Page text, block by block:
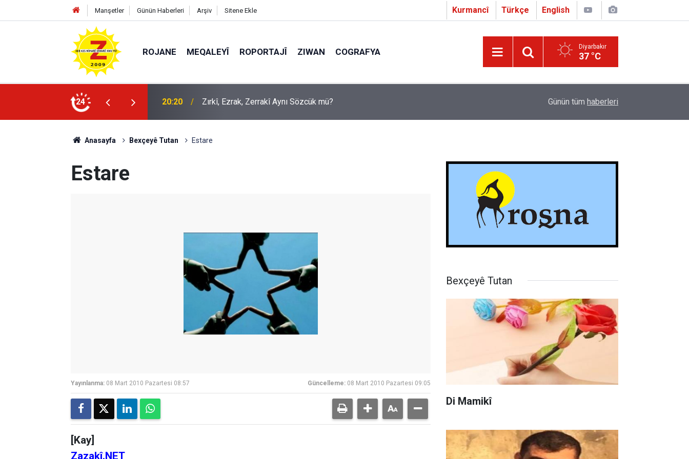
Manşetler Günün Haberleri Arşiv Sitene Ekle Kurmancî Türkçe English
ROJANE MEQALEYÎ ROPORTAJÎ ZIWAN COGRAFYA Diyarbakır
37 °C
24 09:56 Ji Zilma Partîzanan Nimûneyeka Piçûk Çapo 3. o Hîrakerde yê Ferhengê Zazakî-Tirkî
Günün tüm haberleri
Anasayfa Bexçeyê Tutan Estare
Estare
Yayınlanma: 08 Mart 2010 Pazartesi 08:57 Güncelleme: 08 Mart 2010 Pazartesi 09:05
[Kay]
Zazakî.NET
Bexçeyê Tutan
Di Mamikî